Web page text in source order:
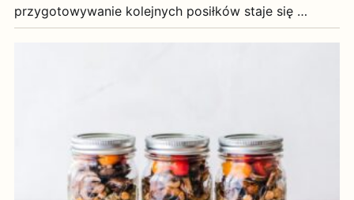
przygotowywanie kolejnych posiłków staje się …